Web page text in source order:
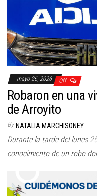
mayo 26, 2026 Off
Robaron en una
de Arroyito
By NATALIA MARCHISONEY
Durante la tarde del lunes
conocimiento de un robo